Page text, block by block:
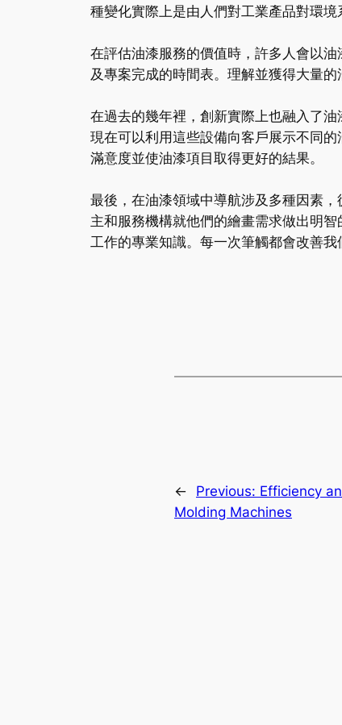
種變化實際上是由人們對工業產品對環
在評估油漆服務的價值時，許多人會以
及專案完成的時間表。理解並獲得大量
在過去的幾年裡，創新實際上也融入了
現在可以利用這些設備向客戶展示不同
滿意度並使油漆項目取得更好的結果。
最後，在油漆領域中導航涉及多種因素
主和服務機構就他們的繪畫需求做出明
工作的專業知識。每一次筆觸都會改善
← Previous: Efficiency
Molding Machines